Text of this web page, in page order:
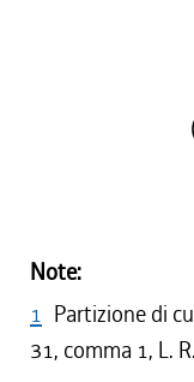
Note:
1 Partizione di
31, comma 1, L.